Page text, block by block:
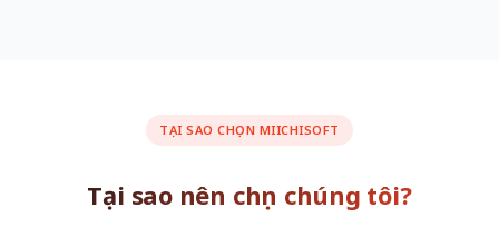
TẠI SAO CHỌN MIICHISOFT
Tại sao nên chọn chúng tôi?